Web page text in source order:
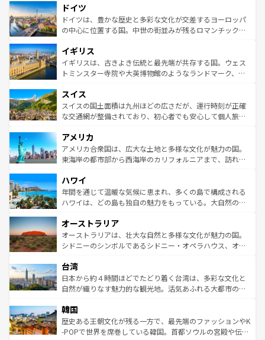
せる。地方によって風土や気候が異なるスペインはその個
性で訪れる人を魅了する。 なお、新着のスペイン情報は コ
ンテンツ一覧を参照してほしい。
で、幅広い魅力が詰まっている。華麗な宮殿、歴史的な大
聖堂、美しいビーチ、そして豊かな自然が、訪れる者を心
から魅了する。また、フランスは美食の国としても知ら
いる。シャンパンの発祥地であるランス、プロヴァンスの
香り高いラベンダー畑など、多彩な楽しみ方が可能だ。さ
らに、パリ以外の地域にも魅力が溢れており、どの街角に
れる地方に足を運ぶとそれぞれで全く異なる文化を体験で
きるだろう。 なお、新着のフランス情報はコンテンツ一覧
を参照してほしい。
ドイツ
ドイツは、豊かな歴史と多彩な文化が交差するヨーロッパ
の中心に位置する国。中世の街並みが残るロマンチック街
顔を持つこの国は、どこを歩いても飽きることがない。ベ
ルリンの文化的活気、バイエルン州のアルプスの絶景、そ
してライン川沿いのワイン畑といった風景は必見。ビール
は、お酒好きな人にはぜひ体験してほしい。 なお、新着の
ドイツ情報はコンテンツ一覧を参照してほしい。
イギリス
イギリスは、古きよき伝統と最先端が共存する国。ウェス
トミンスター寺院や大英博物館のようなランドマーク、歴
リアごとに異なる魅力がある。また、優雅なアフタヌーン
ティー、ビール好きにはたまらない英国パブ、サッカー観
戦など、本場だからこそできる体験も豊富。イギリスを旅
ンツ一覧を参照してほしい。
スイス
スイスの国土面積は九州ほどの広さだが、運行時刻が正確
な交通網が整備されており、初心者でも安心して個人旅行
の建物がそのまま残る町や、スイスならではのユニークな
博物館もあり、アルプス観光だけでなく町歩きも満喫する
ことができる。国民の所得が高いため物価も高いが、旅行
ば市内交通費無料で観光を楽しむこともできる。 なお、新
着のスイス情報はコンテンツ一覧 を参照してほしい。
アメリカ
アメリカ合衆国は、広大な土地と多様な文化が魅力の国。
東海岸の都市部から西海岸のカリフォルニアまで、訪れる
のような巨大都市は、観光、ショッピング、エンターテイ
ンメントが詰まった刺激的なスポットだ。一方、アメリカ
西部には大自然が広がり、グランドキャニオンやイエロー
部のニューオーリンズでは、音楽と美食が融合した独特の
文化が魅力。旅行者はアメリカの各地域で異なる魅力を楽
しみながら、その多様性と豊かな歴史を感じることができ
ならではの贅沢な旅のスタイルだ。 なお、新着のアメリカ
情報はコンテンツ一覧を参照してほしい。
ハワイ
年間を通じて温暖な気候に恵まれ、多くの島で構成される
ハワイは、どの島も独自の魅力をもっている。大自然の神
ワイ島は見逃せない。また、定番の観光地といえばオアフ
島だが、静かな自然を求めるならマウイ島やカウアイ島が
おすすめ。エメラルドグリーンに輝く海をはじめ、豊かな
れるおもてなしの心で訪れる人々を迎えてくれるハワイの
人々、おいしいローカルフードやハワイアンミュージッ
ク、伝統的なフラダンスなど、すべてがハワイの魅力を彩
ワイを、存分に味わってほしい。 なお、新着のハワイ情報
はコンテンツ一覧を参照してほしい。
オーストラリア
オーストラリアは、壮大な自然と多様な文化が魅力の国。
シドニーのシンボルであるシドニー・オペラハウス、オー
リアリーフや大陸中央部にそびえるウルル（エアーズロッ
ク）、タスマニアの美しい原生林やケアンズの熱帯雨林な
ど、見どころがたくさん。また、カフェやワイン、オージ
いる。アクティビティも充実しており、サーフィンやダイ
ビング、ハイキングなど、アウトドア好きにはたまらな
い。オーストラリアの多彩な魅力を存分に味わいつくそ
台湾
日本から約４時間ほどでたどり着く台湾は、多彩な文化と
自然が織りなす魅力的な観光地。活気あふれる大都市の台
ン）、静ひつな山岳地帯である台湾東部など、都市の喧騒
と山間の静けさが共存しており、訪れる人に新しい発見と
驚きをもたらしてくれる。また、奥深い台湾の食文化も魅
韓国
歴史ある王朝文化が残る一方で、最先端のファッションやK
-POPで世界を席巻している韓国。首都ソウルの宮殿や伝統